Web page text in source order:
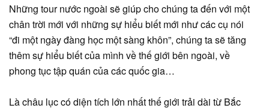
Những tour nước ngoài sẽ giúp cho chúng ta đến với một
chân trời mới với những sự hiểu biết mới như các cụ nói
“đi một ngày đàng học một sàng khôn”, chúng ta sẽ tăng
thêm sự hiểu biết của mình về thế giới bên ngoài, về
phong tục tập quán của các quốc gia…
Là châu lục có diện tích lớn nhất thế giới trải dài từ Bắc